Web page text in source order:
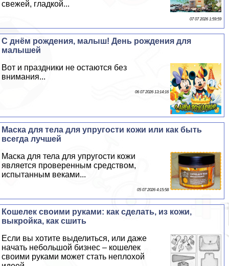
свежей, гладкой...
07 07 2026 1:59:59
С днём рождения, малыш! День рождения для
малышей
Вот и праздники не остаются без
внимания...
06 07 2026 13:14:16
Маска для тела для упругости кожи или как быть
всегда лучшей
Маска для тела для упругости кожи
является проверенным средством,
испытанным веками...
05 07 2026 4:15:58
Кошелек своими руками: как сделать, из кожи,
выкройка, как сшить
Если вы хотите выделиться, или даже
начать небольшой бизнес – кошелек
своими руками может стать неплохой